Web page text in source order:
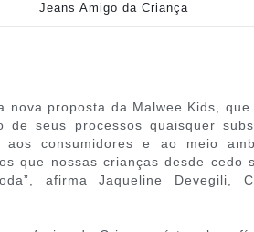
Jeans Amigo da Criança
nova proposta da Malwee Kids,
de seus processos quaisquer
aos consumidores e ao meio
que nossas crianças desde cedo
afirma Jaqueline Devegili,